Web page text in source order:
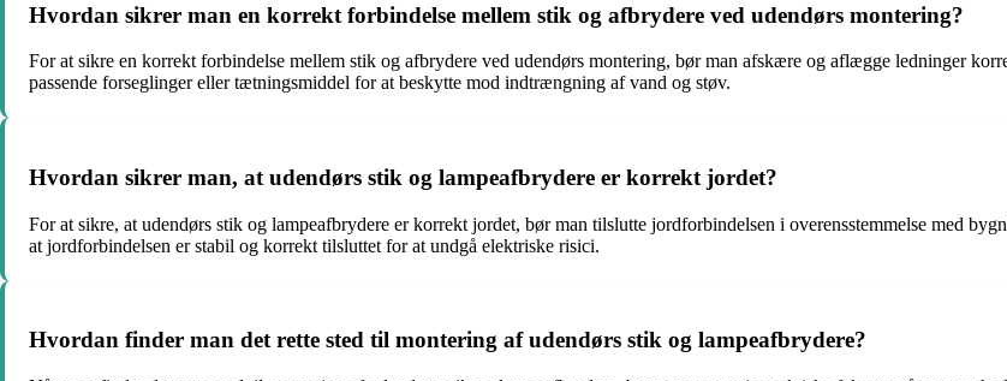
Hvordan sikrer man en korrekt forbindelse mellem stik og afbrydere ved udendørs montering?
For at sikre en korrekt forbindelse mellem stik og afbrydere ved udendørs montering, bør man afskære og aflægge ledninger
passende forseglinger eller tætningsmiddel for at beskytte mod indtrængning af vand og støv.
Hvordan sikrer man, at udendørs stik og lampeafbrydere er korrekt jordet?
For at sikre, at udendørs stik og lampeafbrydere er korrekt jordet, bør man tilslutte jordforbindelsen i overensstemmelse med
at jordforbindelsen er stabil og korrekt tilsluttet for at undgå elektriske risici.
Hvordan finder man det rette sted til montering af udendørs stik og lampeafbrydere?